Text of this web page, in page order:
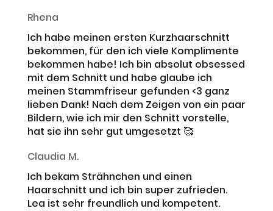
Rhena
Ich habe meinen ersten Kurzhaarschnitt
bekommen, für den ich viele Komplimente
bekommen habe! Ich bin absolut obsessed
mit dem Schnitt und habe glaube ich
meinen Stammfriseur gefunden <3 ganz
lieben Dank! Nach dem Zeigen von ein paar
Bildern, wie ich mir den Schnitt vorstelle,
hat sie ihn sehr gut umgesetzt 🥰
Claudia M.
Ich bekam Strähnchen und einen
Haarschnitt und ich bin super zufrieden.
Lea ist sehr freundlich und kompetent.